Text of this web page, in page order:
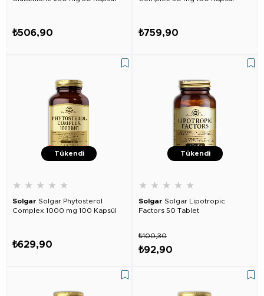
₺506,90 ₺759,90
Tükendi
★ ★ ★ ★ ★
Solgar Solgar Phytosterol
Complex 1000 mg 100 Kapsül
₺629,90
Tükendi
★ ★ ★ ★ ★
Solgar Solgar Lipotropic
Factors 50 Tablet
₺92,90
₺100,30